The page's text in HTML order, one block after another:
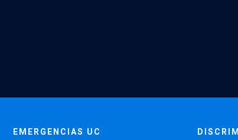
EMERGENCIAS UC